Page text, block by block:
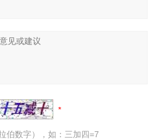
伯数字），如：三加四=7